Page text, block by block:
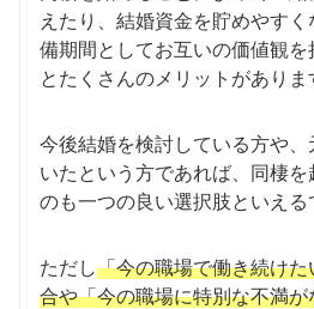
えたり、結婚資金を貯めやす
備期間としてお互いの価値観を
とたくさんのメリットがありま
今後結婚を検討している方や
いたという方であれば、同棲
のも一つの良い選択肢といえる
ただし「今の職場で働き続け
合や「今の職場に特別な不満